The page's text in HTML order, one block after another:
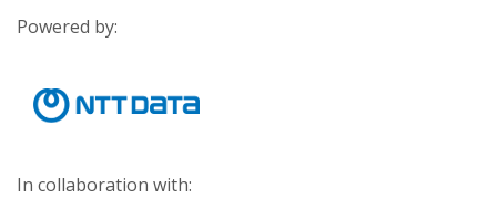
Powered by:
In collaboration with: